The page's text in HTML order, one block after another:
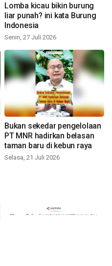
Lomba kicau bikin burung
liar punah? ini kata Burung
Indonesia
Senin, 27 Juli 2026
Bukan sekedar pengelolaan
PT MNR hadirkan belasan
taman baru di kebun raya
Selasa, 21 Juli 2026